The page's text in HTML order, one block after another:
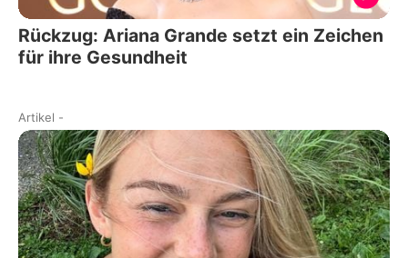
Rückzug: Ariana Grande setzt ein Zeichen
für ihre Gesundheit
Artikel -